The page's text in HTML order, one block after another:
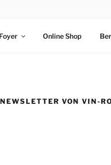
Foyer Online Shop
NEWSLETTER VON VIN-